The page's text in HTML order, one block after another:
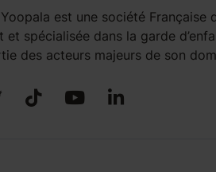
est une société Française
et spécialisée dans la garde
des acteurs majeurs de son